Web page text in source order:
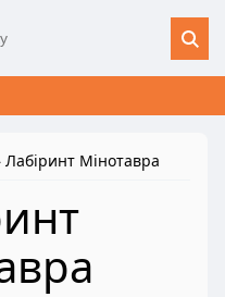
Лабіринт Мінотавра